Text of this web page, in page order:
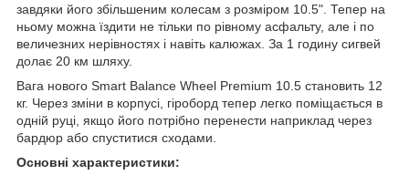
завдяки його збільшеним колесам з розміром 10.5". Тепер на
ньому можна їздити не тільки по рівному асфальту, але і по
величезних нерівностях і навіть калюжах. За 1 годину сигвей
долає 20 км шляху.
Вага нового Smart Balance Wheel Premium 10.5 становить 12
кг. Через зміни в корпусі, гіроборд тепер легко поміщається в
одній руці, якщо його потрібно перенести наприклад через
бардюр або спуститися сходами.
Основні характеристики: